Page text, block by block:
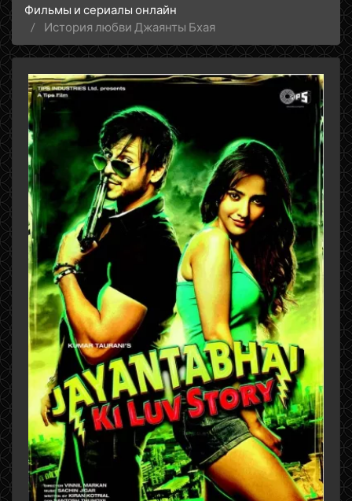
Фильмы и сериалы онлайн
История любви Джаянты Бхая